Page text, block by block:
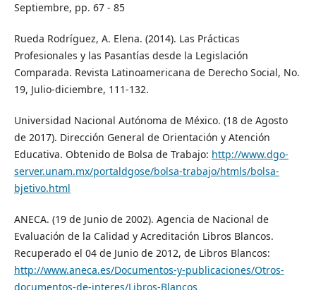
Septiembre, pp. 67 - 85
Rueda Rodríguez, A. Elena. (2014). Las Prácticas
Profesionales y las Pasantías desde la Legislación
Comparada. Revista Latinoamericana de Derecho Social, No.
19, Julio-diciembre, 111-132.
Universidad Nacional Autónoma de México. (18 de Agosto
de 2017). Dirección General de Orientación y Atención
Educativa. Obtenido de Bolsa de Trabajo: http://www.dgo-
server.unam.mx/portaldgose/bolsa-trabajo/htmls/bolsa-
bjetivo.html
ANECA. (19 de Junio de 2002). Agencia de Nacional de
Evaluación de la Calidad y Acreditación Libros Blancos.
Recuperado el 04 de Junio de 2012, de Libros Blancos:
http://www.aneca.es/Documentos-y-publicaciones/Otros-
documentos-de-interes/Libros-Blancos